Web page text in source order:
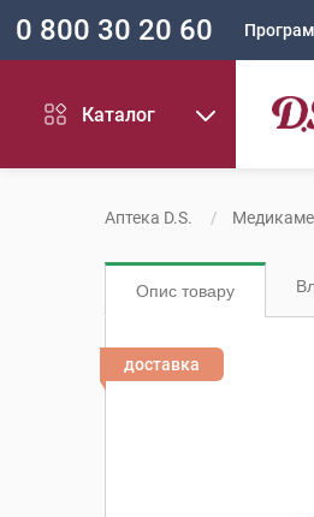
0 800 30 20 60
Каталог
Аптека D.S.
Опис товару
доставка